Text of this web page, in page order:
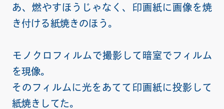
あ、燃やすほうじゃなく、印画紙に画像を焼
き付ける紙焼きのほう。
モノクロフィルムで撮影して暗室でフィルム
を現像。
そのフィルムに光をあてて印画紙に投影して
紙焼きしてた。